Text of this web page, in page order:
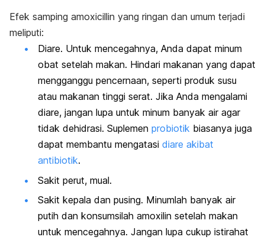
Efek samping amoxicillin yang ringan dan umum terjadi
meliputi:
Diare. Untuk mencegahnya, Anda dapat minum
obat setelah makan. Hindari makanan yang dapat
mengganggu pencernaan, seperti produk susu
atau makanan tinggi serat. Jika Anda mengalami
diare, jangan lupa untuk minum banyak air agar
tidak dehidrasi. Suplemen probiotik biasanya juga
dapat membantu mengatasi diare akibat
antibiotik.
Sakit perut, mual.
Sakit kepala dan pusing. Minumlah banyak air
putih dan konsumsilah amoxilin setelah makan
untuk mencegahnya. Jangan lupa cukup istirahat